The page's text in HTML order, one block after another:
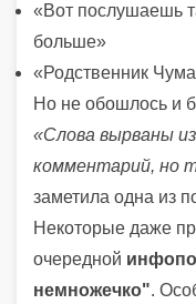
«Вот послушаешь
больше»
«Родственник
Но не обошлось и
«Слова вырваны
комментарий, но
заметила одна из
Некоторые даже
очередной
немножечко".